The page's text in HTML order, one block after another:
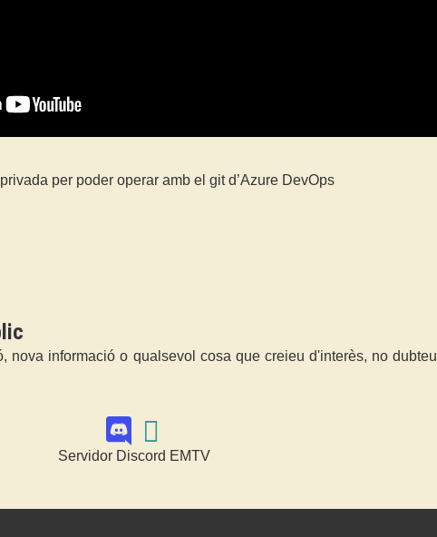
per poder operar amb el git d’Azure DevOps
nova informació o qualsevol cosa que creieu d'interès, no dubteu
Servidor Discord EMTV